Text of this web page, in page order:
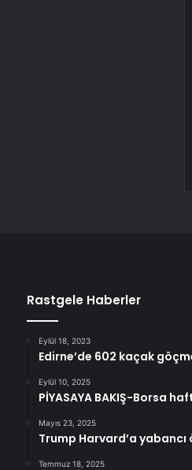
Rastgele Haberler
Eylül 18, 2023
Edirne’de 602 kaçak
Eylül 10, 2025
PİYASAYA BAKIŞ-Borsa
Mayıs 23, 2025
Trump Harvard’a
Temmuz 18, 2025